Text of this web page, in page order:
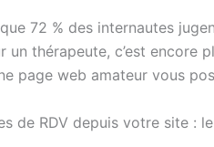
72 % des internautes
un thérapeute, c’est encore
page web amateur vous
de RDV depuis votre site :